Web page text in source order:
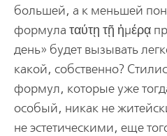
большей, а к меньшей
формула ταύτῃ τῇ ἡμέρᾳ
день» будет вызывать
какой, собственно?
формул, которые уже
особый, никак не
не эстетическими, еще